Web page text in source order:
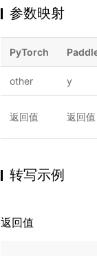
参数映射
PyTorch
other y
返回值 返回值
转写示例
返回值